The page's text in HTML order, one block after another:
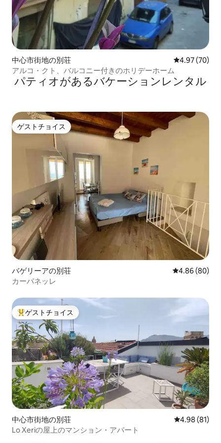
中心市街地の別荘 レビュー70
4.97 (70)
アルコ・クト、バルコニー付きのホリデーホーム
パティオがあるバケーションレンタル
ゲストチョイス
ゲストチョイス
バゲリーアの別荘 レビュー80件
4.86 (80)
カーパネッレ
大好評のゲストチョイスです。
ゲストチョイス
中心市街地の別荘 レビュー81
4.98 (81)
Lo Xeriの屋上のマンション・アパート